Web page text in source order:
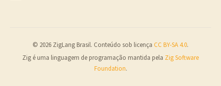
© 2026 ZigLang Brasil. Conteúdo sob licença CC BY-SA 4.0.
Zig é uma linguagem de programação mantida pela Zig Software
Foundation.